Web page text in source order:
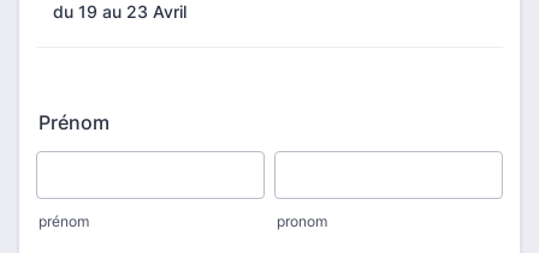
du 19 au 23 Avril
Prénom
prénom pronom